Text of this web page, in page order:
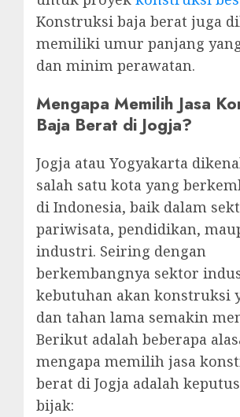
Konstruksi baja berat juga
memiliki umur panjang
dan minim perawatan.
Mengapa Memilih Jasa
Baja Berat di Jogja?
Jogja atau Yogyakarta
salah satu kota yang
di Indonesia, baik dalam
pariwisata, pendidikan,
industri. Seiring dengan
berkembangnya sektor
kebutuhan akan konstruksi
dan tahan lama semakin
Berikut adalah beberapa
mengapa memilih jasa
berat di Jogja adalah
bijak: